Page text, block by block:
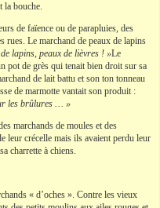
la bouche.
de faïence ou de parapluies, des
rues. Le marchand de peaux de lapins
lapins, peaux de lièvres ! »Le
pot de grès qui tenait bien droit sur sa
de lait battu et son ton tonneau
de marmotte vantait son produit :
les brûlures … »
marchands de moules et des
leur crécelle mais ils avaient perdu leur
charrette à chiens.
« d’oches ». Contre les vieux